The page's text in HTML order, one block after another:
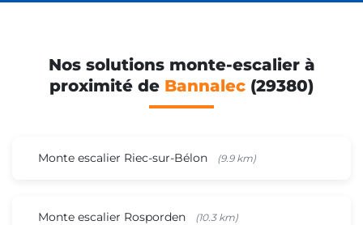
Nos solutions monte-escalier à
proximité de Bannalec (29380)
Monte escalier Riec-sur-Bélon (9.9 km)
Monte escalier Rosporden (10.3 km)